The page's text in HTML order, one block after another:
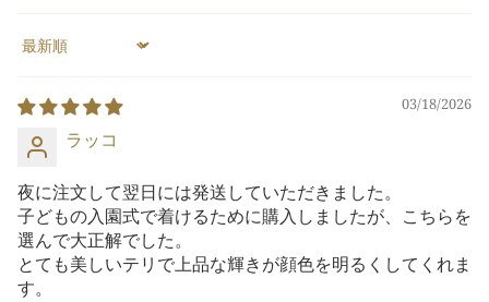
Sort by
03/18/2026
ラッコ
夜に注文して翌日には発送していただきました。
子どもの入園式で着けるために購入しましたが、こちらを
選んで大正解でした。
とても美しいテリで上品な輝きが顔色を明るくしてくれま
す。